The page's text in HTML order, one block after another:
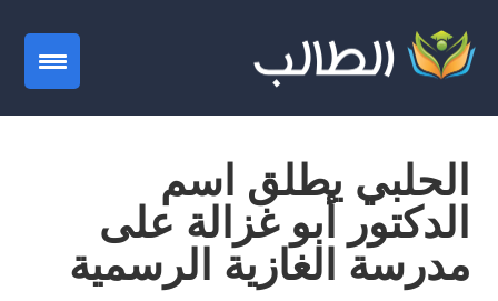
الحلبي يطلق اسم
الدكتور أبو غزالة على
مدرسة الغازية الرسمية